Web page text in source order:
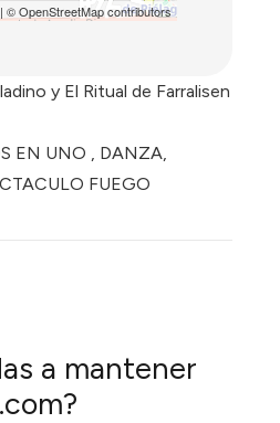
©OpenStreetMapcontributors
y El Ritual de Farralisen
EN UNO , DANZA,
FUEGO
a mantener